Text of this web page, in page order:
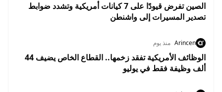
الصين تفرض قيودًا على 7 كيانات أمريكية وتشدد ضوابط
تصدير المسيرات إلى واشنطن
Arincen منذ يوم
الوظائف الأمريكية تفقد زخمها.. القطاع الخاص يضيف 44
ألف وظيفة فقط في يوليو